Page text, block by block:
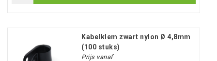
Kabelklem zwart nylon Ø 4,8mm
(100 stuks)
Prijs vanaf